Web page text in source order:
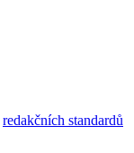
redakčních standardů